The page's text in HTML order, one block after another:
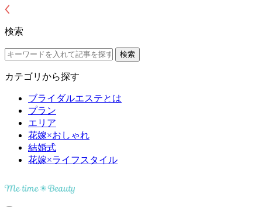
検索
カテゴリから探す
ブライダルエステとは
プラン
エリア
花嫁×おしゃれ
結婚式
花嫁×ライフスタイル